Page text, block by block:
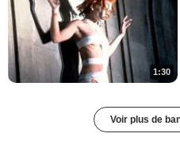
1:30
Voir plus de